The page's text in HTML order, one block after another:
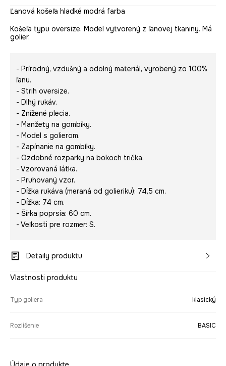
Ľanová košeľa hladké modrá farba
Košeľa typu oversize. Model vytvorený z ľanovej tkaniny. Má
golier.
- Prírodný, vzdušný a odolný materiál, vyrobený zo 100%
ľanu.
- Strih oversize.
- Dlhý rukáv.
- Znížené plecia.
- Manžety na gombíky.
- Model s golierom.
- Zapínanie na gombíky.
- Ozdobné rozparky na bokoch trička.
- Vzorovaná látka.
- Pruhovaný vzor.
- Dĺžka rukáva (meraná od golieriku): 74,5 cm.
- Dĺžka: 74 cm.
- Šírka poprsia: 60 cm.
- Veľkosti pre rozmer: S.
Detaily produktu
Vlastnosti produktu
Typ goliera klasický
Rozlíšenie BASIC